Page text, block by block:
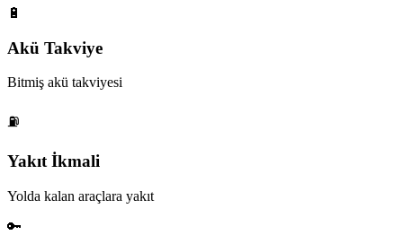
🔋
Akü Takviye
Bitmiş akü takviyesi
⛽
Yakıt İkmali
Yolda kalan araçlara yakıt
🔑